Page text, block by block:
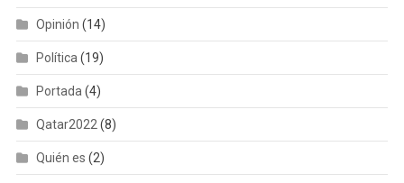
Opinión (14)
Política (19)
Portada (4)
Qatar2022 (8)
Quién es (2)